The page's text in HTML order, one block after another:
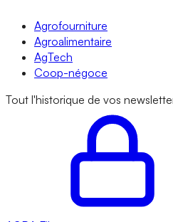
Agrofourniture
Agroalimentaire
AgTech
Coop-négoce
Tout l'historique de vos